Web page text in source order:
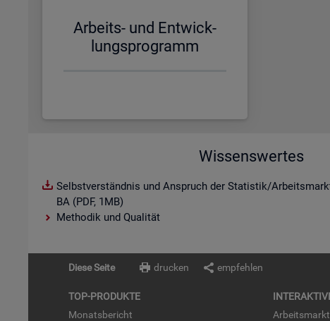
Ar­beits- und Ent­wick­
lungs­pro­gramm
Wissenswertes
Selbstverständnis und Anspruch der Statistik/
BA (PDF, 1MB)
Methodik und Qualität
Diese Seite drucken empfehlen
TOP-PRO­DUK­TE
Mo­nats­be­richt